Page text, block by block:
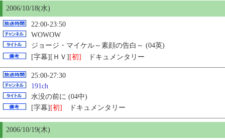
2006/10/18(水)
22:00-23:50
WOWOW
ジョージ・マイケル～素顔の告白～ (04英)
[字幕][ＨＶ][初] ドキュメンタリー
25:00-27:30
191ch
水没の前に (04中)
[字幕] [初] ドキュメンタリー
2006/10/19(木)